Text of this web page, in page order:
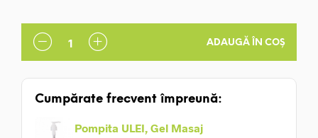
ADAUGĂ ÎN COȘ
Cumpărate frecvent împreună:
Pompita ULEI, Gel Masaj